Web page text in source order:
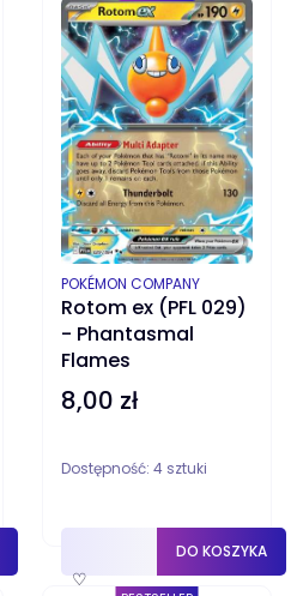
Rotom ex (PFL 029)
- Phantasmal
Flames
PRODUCENT
POKÉMON COMPANY
Cena
8,00 zł
Dostępność: 4 sztuki
♡
DO KOSZYKA